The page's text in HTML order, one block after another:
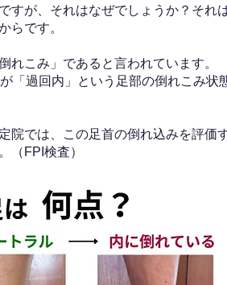
すが、それはなぜでしょうか？それ
らです。
れこみ」であると言われています。
「過回内」という足部の倒れこみ状
院では、この足首の倒れ込みを評価
（FPI検査）​